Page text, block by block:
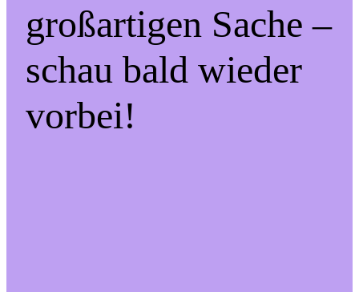
großartigen Sache –
schau bald wieder
vorbei!